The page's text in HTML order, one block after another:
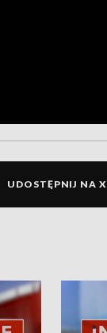
UDOSTĘPNIJ NA X